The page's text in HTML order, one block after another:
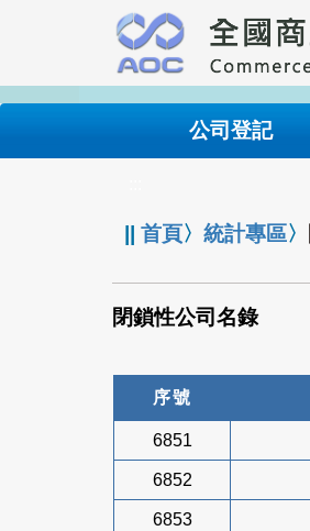
要
內
公司登記
||首頁〉統計專區〉
閉鎖性公司名錄
序號
6851
6852
6853